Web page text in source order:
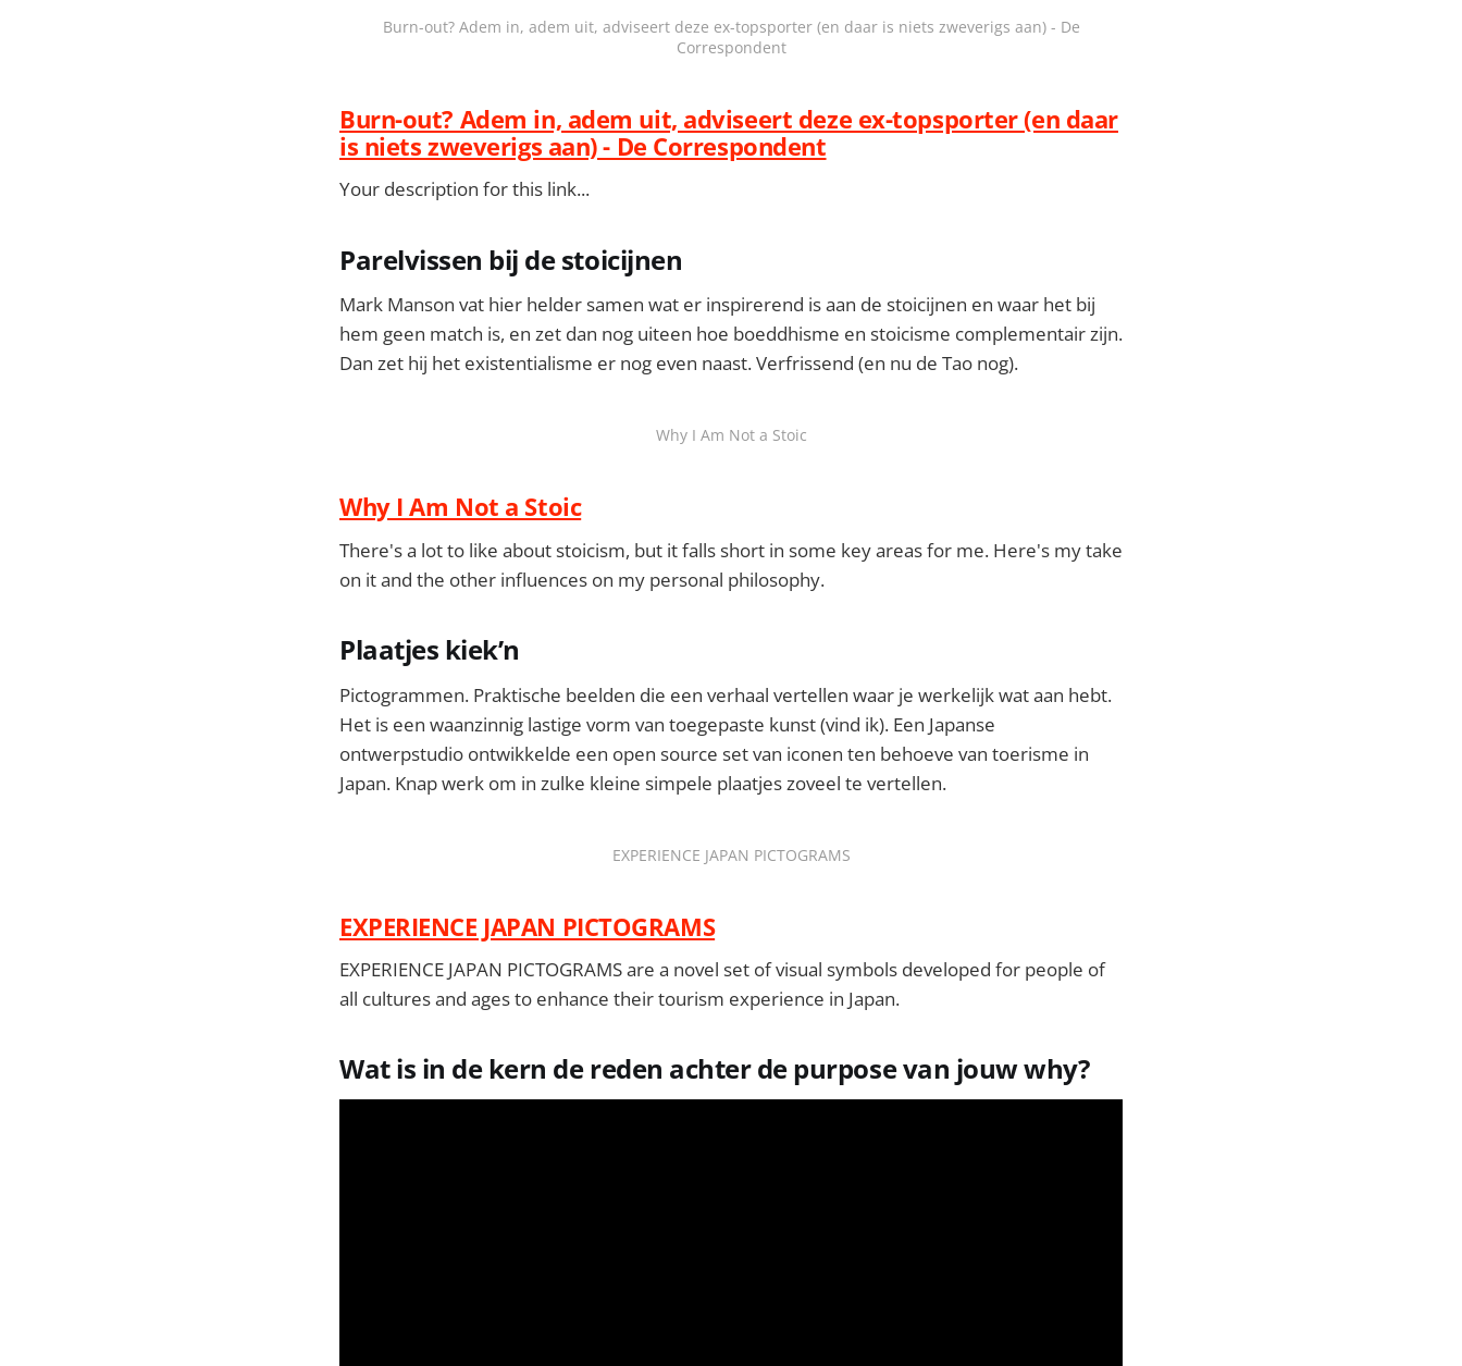
Burn-out? Adem in, adem uit, adviseert deze ex-topsporter (en daar is niets zweverigs aan) - De
Correspondent
Burn-out? Adem in, adem uit, adviseert deze ex-topsporter (en daar
is niets zweverigs aan) - De Correspondent
Your description for this link...
Parelvissen bij de stoicijnen
Mark Manson vat hier helder samen wat er inspirerend is aan de stoicijnen en waar het bij
hem geen match is, en zet dan nog uiteen hoe boeddhisme en stoicisme complementair zijn.
Dan zet hij het existentialisme er nog even naast. Verfrissend (en nu de Tao nog).
Why I Am Not a Stoic
Why I Am Not a Stoic
There's a lot to like about stoicism, but it falls short in some key areas for me. Here's my take
on it and the other influences on my personal philosophy.
Plaatjes kiek’n
Pictogrammen. Praktische beelden die een verhaal vertellen waar je werkelijk wat aan hebt.
Het is een waanzinnig lastige vorm van toegepaste kunst (vind ik). Een Japanse
ontwerpstudio ontwikkelde een open source set van iconen ten behoeve van toerisme in
Japan. Knap werk om in zulke kleine simpele plaatjes zoveel te vertellen.
EXPERIENCE JAPAN PICTOGRAMS
EXPERIENCE JAPAN PICTOGRAMS
EXPERIENCE JAPAN PICTOGRAMS are a novel set of visual symbols developed for people of
all cultures and ages to enhance their tourism experience in Japan.
Wat is in de kern de reden achter de purpose van jouw why?